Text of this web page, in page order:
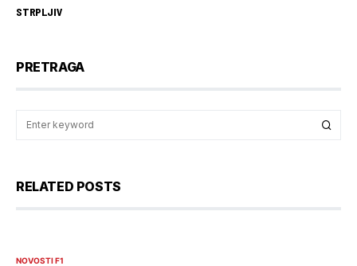
STRPLJIV
PRETRAGA
RELATED POSTS
NOVOSTI F1